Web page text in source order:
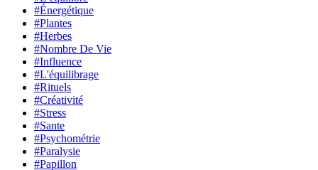
#Énergétique
#Plantes
#Herbes
#Nombre De Vie
#Influence
#L'équilibrage
#Rituels
#Créativité
#Stress
#Sante
#Psychométrie
#Paralysie
#Papillon